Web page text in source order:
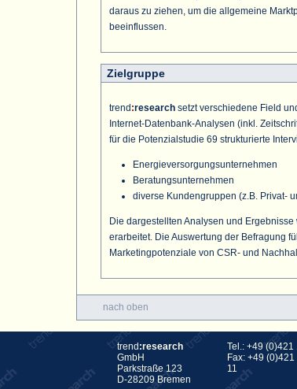
daraus zu ziehen, um die allgemeine
beeinflussen.
Zielgruppe
trend :research setzt verschiedene Field
Internet-Datenbank-Analysen (inkl.
für die Potenzialstudie 69 strukturierte
Energieversorgungsunternehmen
Beratungsunternehmen
diverse Kundengruppen (z.B. Privat-
Die dargestellten Analysen und
erarbeitet. Die Auswertung der Befragung
Marketingpotenziale von CSR- und
nach oben
trend :research
GmbH
Parkstraße 123
D-28209 Bremen
Tel.: +49 (0)421
Fax: +49
11